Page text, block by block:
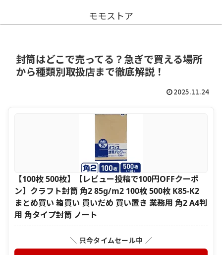
モモストア
封筒はどこで売ってる？急ぎで買える場所
から種類別取扱店まで徹底解説！
2025.11.24
【100枚 500枚】【レビュー投稿で100円OFFクーポ
ン】クラフト封筒 角2 85g/m2 100枚 500枚 K85-K2
まとめ買い 箱買い 買いだめ 買い置き 業務用 角2 A4判
用 角タイプ封筒 ノート
＼ 只今タイムセール中 ／